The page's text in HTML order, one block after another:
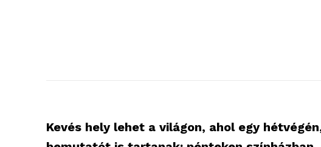
Kevés hely lehet a világon, ahol egy